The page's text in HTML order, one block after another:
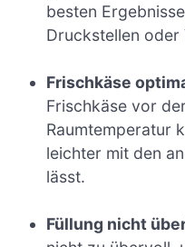
besten
Druckstellen oder
Frischkäse
Frischkäse vor
Raumtemperatur
leichter mit den
lässt.
Füllung nicht